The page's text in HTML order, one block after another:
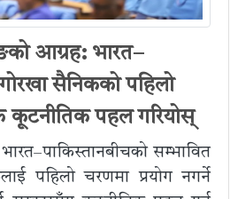
आग्रह: भारत–
गोरखा सैनिकको पहिलो
कूटनीतिक पहल गरियोस्
सम्भावित
पहिलो चरणमा प्रयोग नगर्ने